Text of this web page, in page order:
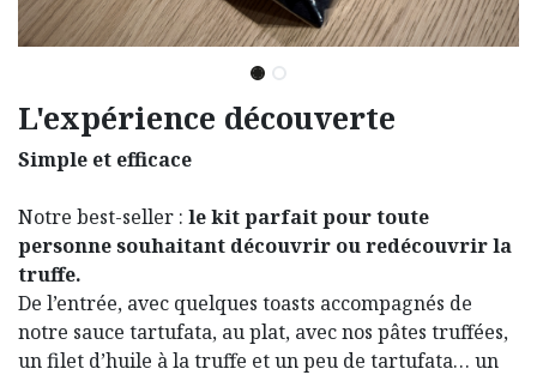
L'expérience découverte
Simple et efficace
Notre best-seller : le kit parfait pour toute
personne souhaitant découvrir ou redécouvrir la
truffe.
De l’entrée, avec quelques toasts accompagnés de
notre sauce tartufata, au plat, avec nos pâtes truffées,
un filet d’huile à la truffe et un peu de tartufata… un